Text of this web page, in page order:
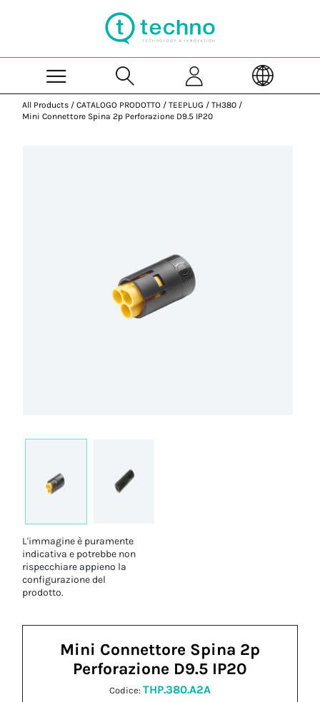
All Products / CATALOGO PRODOTTO / TEEPLUG / TH380 /
Mini Connettore Spina 2p Perforazione D9.5 IP20
L'immagine è puramente
indicativa e potrebbe non
rispecchiare appieno la
configurazione del
prodotto.
Mini Connettore Spina 2p
Perforazione D9.5 IP20
Codice: THP.380.A2A